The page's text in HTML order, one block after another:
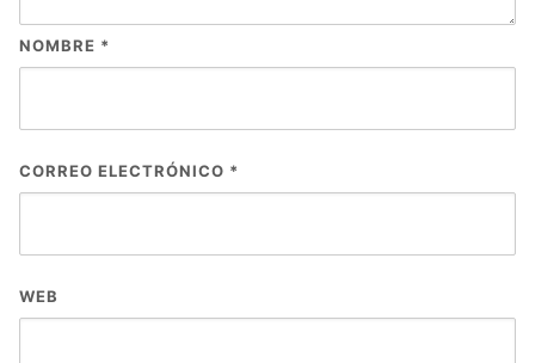
NOMBRE *
CORREO ELECTRÓNICO *
WEB